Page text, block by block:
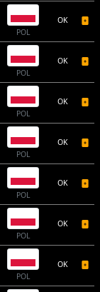
POL
OK
POL
OK
POL
OK
POL
OK
POL
OK
POL
OK
POL
OK